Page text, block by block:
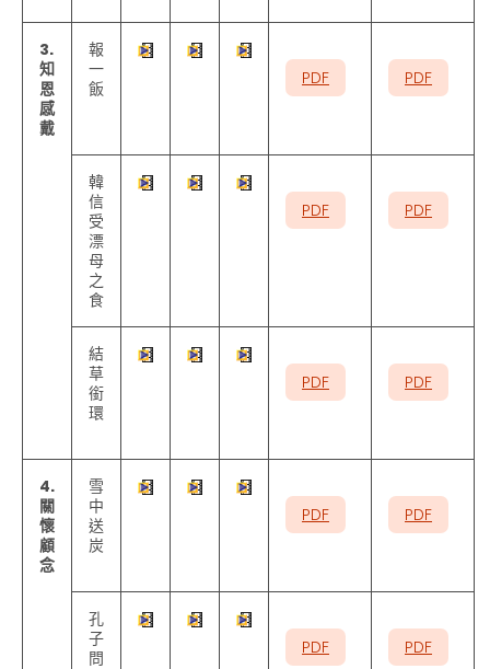
3.
知
恩
感
戴
報
一
飯
PDF PDF
韓
信
受
漂
母
之
食
PDF PDF
結
草
銜
環
PDF PDF
4.
關
懷
顧
念
雪
中
送
炭
PDF PDF
孔
子
問
PDF PDF